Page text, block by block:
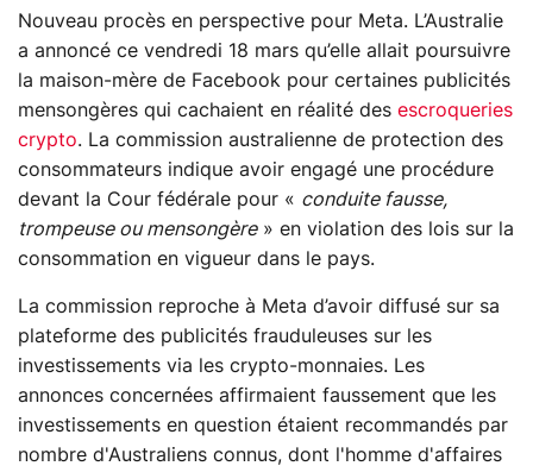
Nouveau procès en perspective pour Meta. L’Australie
a annoncé ce vendredi 18 mars qu’elle allait poursuivre
la maison-mère de Facebook pour certaines publicités
mensongères qui cachaient en réalité des escroqueries
crypto. La commission australienne de protection des
consommateurs indique avoir engagé une procédure
devant la Cour fédérale pour « conduite fausse,
trompeuse ou mensongère» en violation des lois sur la
consommation en vigueur dans le pays.
La commission reproche à Meta d’avoir diffusé sur sa
plateforme des publicités frauduleuses sur les
investissements via les crypto-monnaies. Les
annonces concernées affirmaient faussement que les
investissements en question étaient recommandés par
nombre d'Australiens connus, dont l'homme d'affaires